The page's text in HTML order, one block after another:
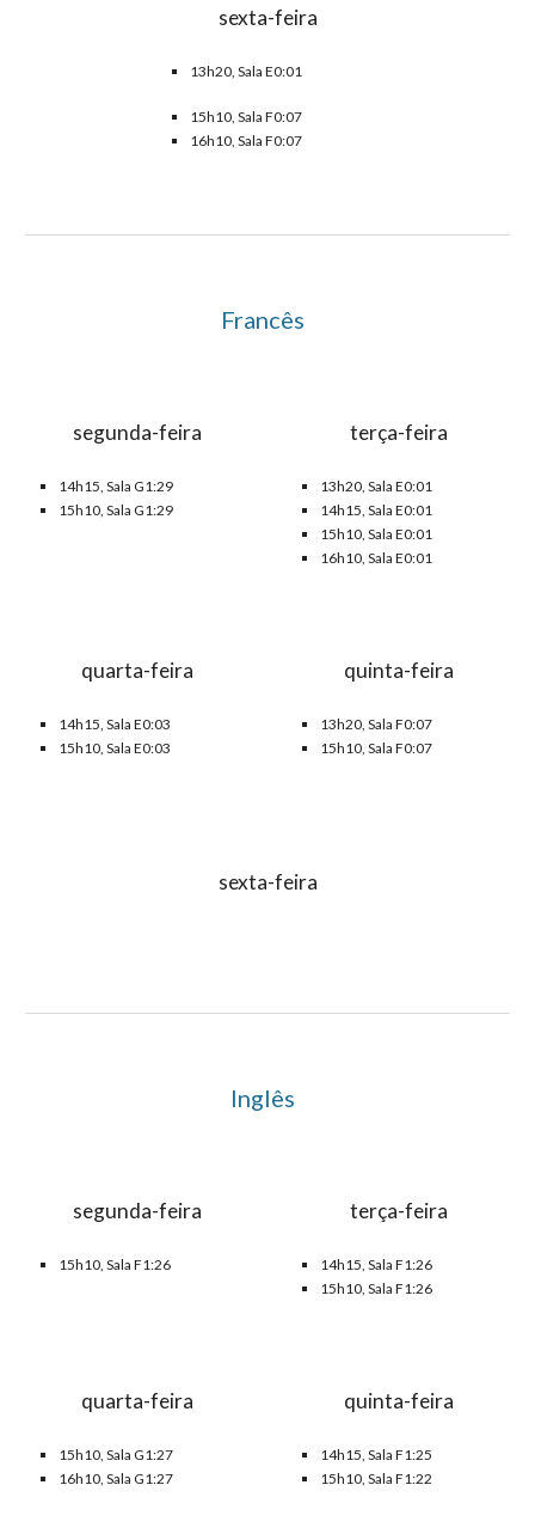
sexta-feira
13h20, Sala E0:01
15h10, Sala F0:07
16h10, Sala F0:07
Francês
segunda-feira
14h15, Sala G1:29
15h10, Sala G1:29
terça-feira
13h20, SalaE0:01
14h15, SalaE0:01
15h10,Sala E0:01
16h10, Sala E0:01
quarta-feira
14h15, Sala E0:03
15h10, Sala E0:03
quinta-feira
13h20, SalaF0:07
15h10, Sala F0:07
sexta-feira
Inglês
segunda-feira
15h10, SalaF1:26
terça-feira
14h15, SalaF1:26
15h10, Sala F1:26
quarta-feira
15h10, Sala G1:27
16h10, Sala G1:27
quinta-feira
14h15, Sala F1:25
15h10, SalaF1:22